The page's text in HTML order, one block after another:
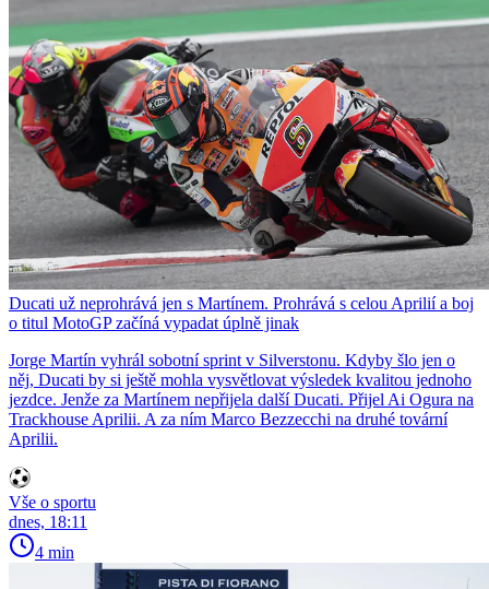
Ducati už neprohrává jen s Martínem. Prohrává s celou Aprilií a boj
o titul MotoGP začíná vypadat úplně jinak
Jorge Martín vyhrál sobotní sprint v Silverstonu. Kdyby šlo jen o
něj, Ducati by si ještě mohla vysvětlovat výsledek kvalitou jednoho
jezdce. Jenže za Martínem nepřijela další Ducati. Přijel Ai Ogura na
Trackhouse Aprilii. A za ním Marco Bezzecchi na druhé tovární
Aprilii.
Vše o sportu
dnes, 18:11
4 min